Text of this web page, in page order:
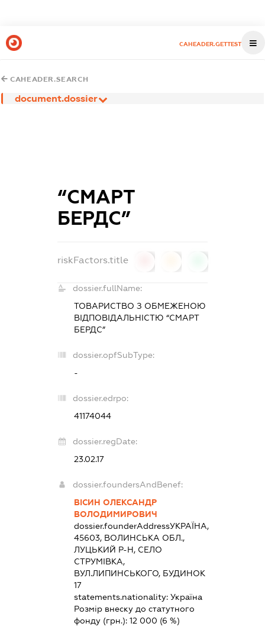
CAHEADER.GETTEST
CAHEADER.SEARCH
document.dossier
“СМАРТ
БЕРДС”
riskFactors.title
dossier.fullName:
ТОВАРИСТВО З ОБМЕЖЕНОЮ
ВІДПОВІДАЛЬНІСТЮ “СМАРТ
БЕРДС”
dossier.opfSubType:
-
dossier.edrpo:
41174044
dossier.regDate:
23.02.17
dossier.foundersAndBenef:
ВІСИН ОЛЕКСАНДР
ВОЛОДИМИРОВИЧ
dossier.founderAddressУКРАЇНА,
45603, ВОЛИНСЬКА ОБЛ.,
ЛУЦЬКИЙ Р-Н, СЕЛО
СТРУМІВКА,
ВУЛ.ЛИПИНСЬКОГО, БУДИНОК
17
statements.nationality:Україна
Розмір внеску до статутного
фонду (грн.):12 000 (6 %)